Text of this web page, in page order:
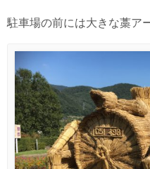
駐車場の前には大きな藁ア